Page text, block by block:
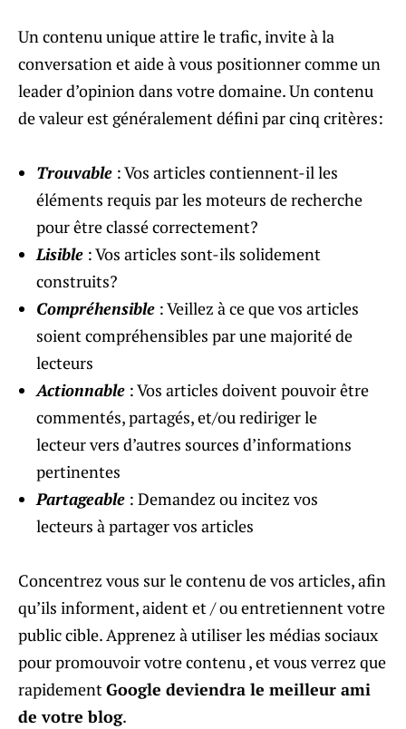
Un contenu unique attire le trafic, invite à la
conversation et aide à vous positionner comme un
leader d’opinion dans votre domaine. Un contenu
de valeur est généralement défini par cinq critères:
Trouvable : Vos articles contiennent-il les
éléments requis par les moteurs de recherche
pour être classé correctement?
Lisible : Vos articles sont-ils solidement
construits?
Compréhensible : Veillez à ce que vos articles
soient compréhensibles par une majorité de
lecteurs
Actionnable : Vos articles doivent pouvoir être
commentés, partagés, et/ou rediriger le
lecteur vers d’autres sources d’informations
pertinentes
Partageable : Demandez ou incitez vos
lecteurs à partager vos articles
Concentrez vous sur le contenu de vos articles, afin
qu’ils informent, aident et / ou entretiennent votre
public cible. Apprenez à utiliser les médias sociaux
pour promouvoir votre contenu , et vous verrez que
rapidementGoogle deviendra le meilleur ami
de votre blog.